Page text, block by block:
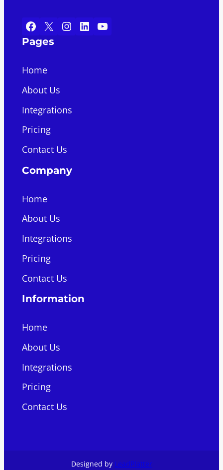
Facebook X Instagram LinkedIn YouTube
Pages
Home
About Us
Integrations
Pricing
Contact Us
Company
Home
About Us
Integrations
Pricing
Contact Us
Information
Home
About Us
Integrations
Pricing
Contact Us
Designed by LeadPlatter